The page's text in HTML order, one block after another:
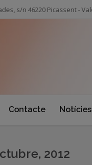
s/n 46220 Picassent -
Contacte Notícies
2012